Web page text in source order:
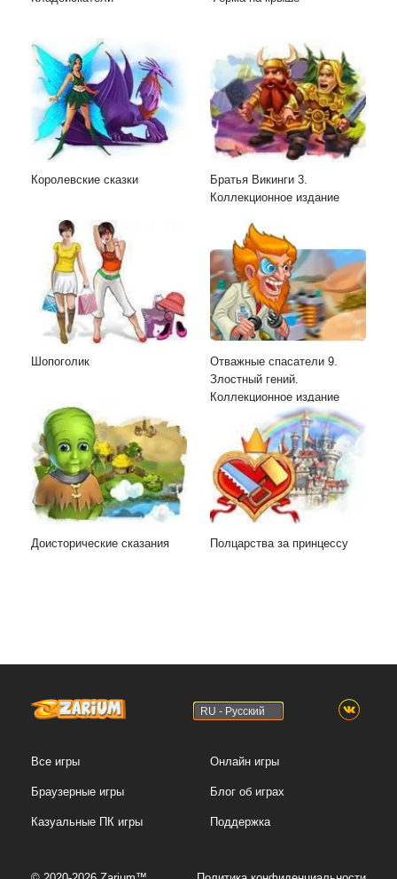
Королевские сказки
Братья Викинги 3.
Коллекционное издание
Шопоголик
Отважные спасатели 9.
Злостный гений.
Коллекционное издание
Доисторические сказания Полцарства за принцессу
RU - Русский
Все игры
Браузерные игры
Казуальные ПК игры
Онлайн игры
Блог об играх
Поддержка